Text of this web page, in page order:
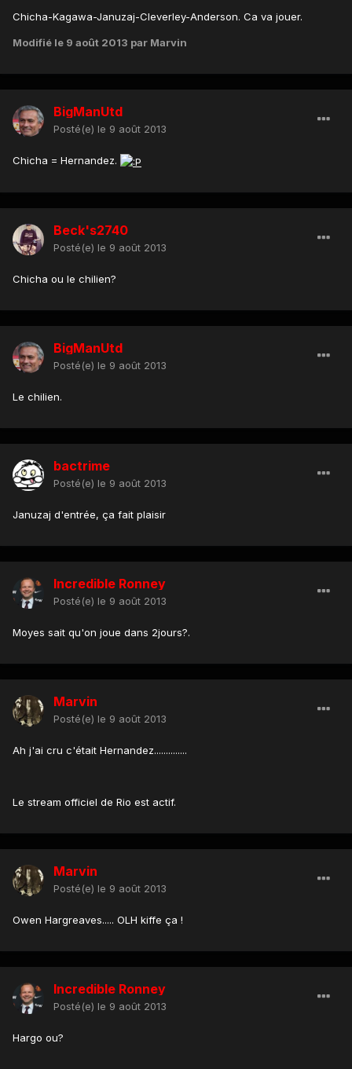
Chicha-Kagawa-Januzaj-Cleverley-Anderson. Ca va jouer.
Modifié le 9 août 2013 par Marvin
BigManUtd
Posté(e) le 9 août 2013
Chicha = Hernandez.
Beck's2740
Posté(e) le 9 août 2013
Chicha ou le chilien?
BigManUtd
Posté(e) le 9 août 2013
Le chilien.
bactrime
Posté(e) le 9 août 2013
Januzaj d'entrée, ça fait plaisir
Incredible Ronney
Posté(e) le 9 août 2013
Moyes sait qu'on joue dans 2jours?.
Marvin
Posté(e) le 9 août 2013
Ah j'ai cru c'était Hernandez..............
Le stream officiel de Rio est actif.
Marvin
Posté(e) le 9 août 2013
Owen Hargreaves..... OLH kiffe ça !
Incredible Ronney
Posté(e) le 9 août 2013
Hargo ou?